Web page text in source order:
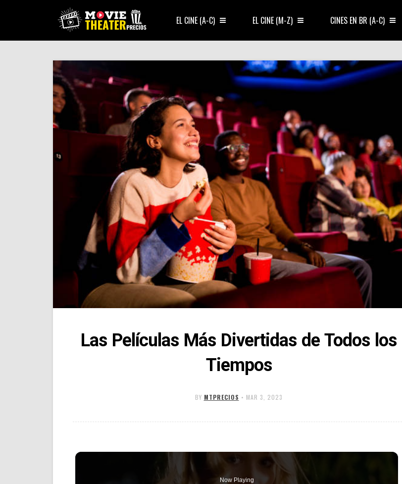
EL CINE (A-C) EL CINE (M-Z) CINES EN BR (A-C)
Las Películas Más Divertidas de Todos los
Tiempos
BY MTPRECIOS • MAR 3, 2023
Now Playing